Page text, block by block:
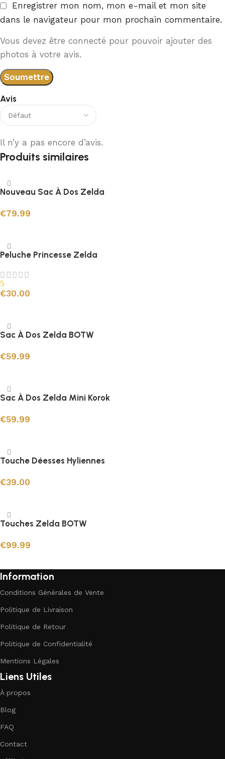
Avis
Il n’y a pas encore d’avis.
Enregistrer mon nom, mon e-mail et mon site
dans le navigateur pour mon prochain commentaire.
Vous devez être connecté pour pouvoir ajouter des
photos à votre avis.
Produits similaires
Nouveau Sac À Dos Zelda
€79.99
Peluche Princesse Zelda
5
€30.00
Sac À Dos Zelda BOTW
€59.99
Sac À Dos Zelda Mini Korok
€59.99
Touche Déesses Hyliennes
€39.00
Touches Zelda BOTW
€99.99
Information
Conditions Générales de Vente
Politique de Livraison
Politique de Retour
Politique de Confidentialité
Mentions Légales
Liens Utiles
À propos
Blog
FAQ
Contact